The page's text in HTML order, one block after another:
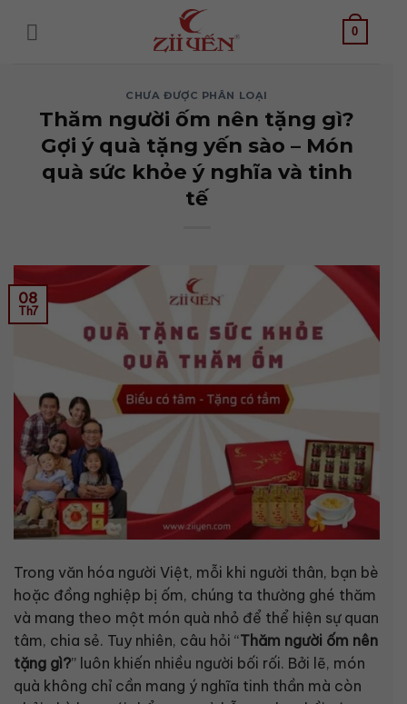
0
CHƯA ĐƯỢC PHÂN LOẠI
Thăm người ốm nên tặng gì?
Gợi ý quà tặng yến sào – Món
quà sức khỏe ý nghĩa và tinh
tế
08
Th7
Trong văn hóa người Việt, mỗi khi người thân, bạn bè
hoặc đồng nghiệp bị ốm, chúng ta thường ghé thăm
và mang theo một món quà nhỏ để thể hiện sự quan
tâm, chia sẻ. Tuy nhiên, câu hỏi “Thăm người ốm nên
tặng gì?” luôn khiến nhiều người bối rối. Bởi lẽ, món
quà không chỉ cần mang ý nghĩa tinh thần mà còn